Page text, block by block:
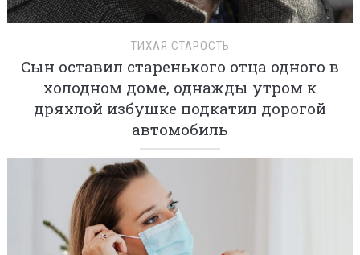
ТИХАЯ СТАРОСТЬ
Сын оставил старенького отца одного в
холодном доме, однажды утром к
дряхлой избушке подкатил дорогой
автомобиль